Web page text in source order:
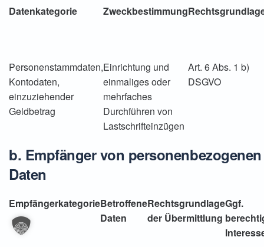
Datenkategorie Zweckbestimmung
Personenstammdaten,
Kontodaten,
einzuziehender
Geldbetrag
Einrichtung und
einmaliges oder
mehrfaches
Durchführen von
Lastschrifteinzügen
Art. 6 Abs. 1 b)
DSGVO
b. Empfänger von personenbezogenen
Daten
EmpfängerkategorieBetroffene
Daten
Rechtsgrundlage
der Übermittlung
Ggf.